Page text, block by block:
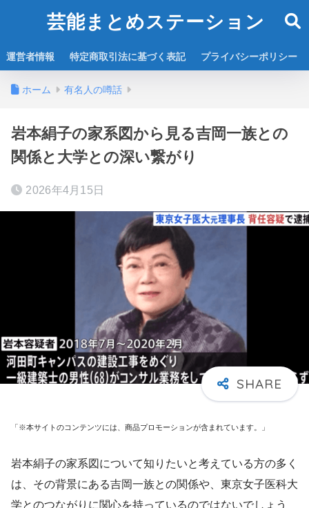
芸能まとめステーション
運営者情報 特定商取引法に基づく表記 プライバシーポリシー
ホーム 有名人の噂話
岩本絹子の家系図から見る吉岡一族との
関係と大学との深い繋がり
2026年4月15日
「※本サイトのコンテンツには、商品プロモーションが含まれています。」
岩本絹子の家系図について知りたいと考えている方の多く
は、その背景にある吉岡一族との関係や、東京女子医科大
学とのつながりに関心を持っているのではないでしょう